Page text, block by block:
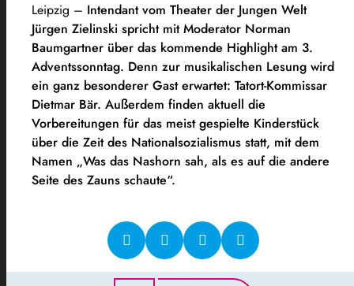
Leipzig – Intendant vom Theater der Jungen Welt
Jürgen Zielinski spricht mit Moderator Norman
Baumgartner über das kommende Highlight am 3.
Adventssonntag. Denn zur musikalischen Lesung wird
ein ganz besonderer Gast erwartet: Tatort-Kommissar
Dietmar Bär. Außerdem finden aktuell die
Vorbereitungen für das meist gespielte Kinderstück
über die Zeit des Nationalsozialismus statt, mit dem
Namen „Was das Nashorn sah, als es auf die andere
Seite des Zauns schaute“.